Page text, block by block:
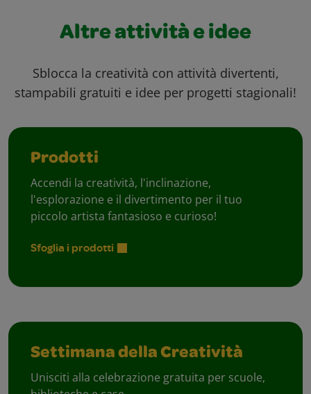
Altre attività e idee
Sblocca la creatività con attività divertenti,
stampabili gratuiti e idee per progetti stagionali!
Prodotti
Accendi la creatività, l'inclinazione,
l'esplorazione e il divertimento per il tuo
piccolo artista fantasioso e curioso!
Sfoglia i prodotti
Settimana della Creatività
Unisciti alla celebrazione gratuita per scuole,